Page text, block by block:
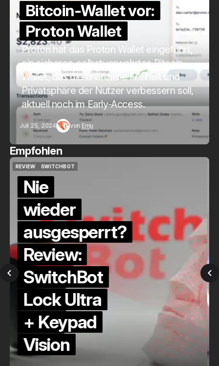
Bitcoin-Wallet vor:
Proton Wallet
Proton hat das Proton Wallet eingeführt,
ein sicheres, selbstverwahrtes Bitcoin-
Wallet, das die finanzielle Freiheit und
Privatsphäre der Nutzer verbessern soll,
aktuell noch im Early-Access.
Juli 25, 2024 von Emu
Empfohlen
QUICKCHECK
HOME ASSISTANT
Die Alexa-
Alternative?
QuickCheck:
Home
Assistant
Voice (PE)